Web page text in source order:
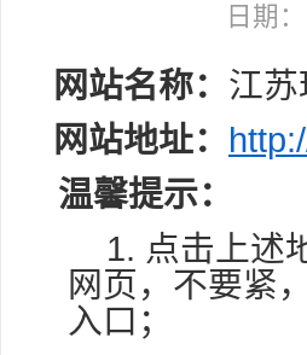
日期
网站名称： 江
网站地址：
温馨提示：
1. 点击上述
网页，不要紧
入口；